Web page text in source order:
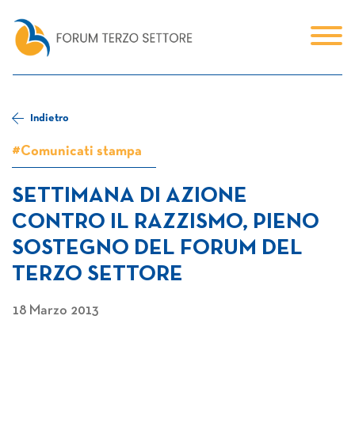
Indietro
#Comunicati stampa
SETTIMANA DI AZIONE
CONTRO IL RAZZISMO, PIENO
SOSTEGNO DEL FORUM DEL
TERZO SETTORE
18 Marzo 2013